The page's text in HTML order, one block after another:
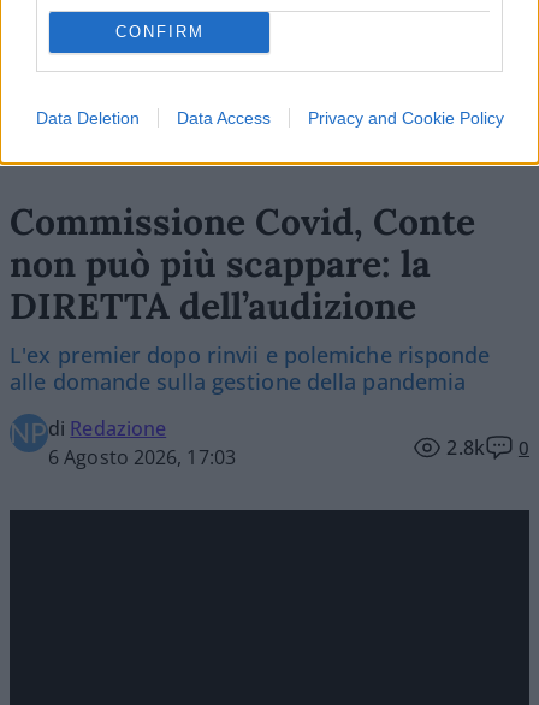
CONFIRM
Data Deletion Data Access Privacy and Cookie Policy
Commissione Covid, Conte
non può più scappare: la
DIRETTA dell’audizione
L'ex premier dopo rinvii e polemiche risponde
alle domande sulla gestione della pandemia
di Redazione
6 Agosto 2026, 17:03
2.8k 0